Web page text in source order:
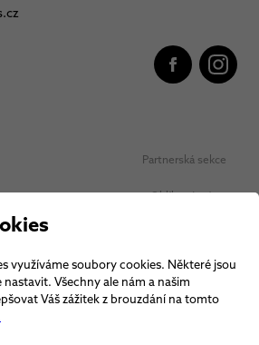
Partnerská sekce
Oblíbená místa
Obchodní podmínky Vouchery
Obchodní podmínky
využíváme soubory cookies. Některé jsou
Všechny ale nám a našim
Váš zážitek z brouzdání na tomto